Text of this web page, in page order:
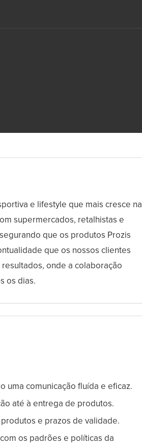
e lifestyle que mais cresce na
supermercados, retalhistas e
que os produtos Prozis
que os nossos clientes
onde a colaboração
os dias.
uma comunicação fluída e eficaz.
até à entrega de produtos.
e prazos de validade.
os padrões e políticas da